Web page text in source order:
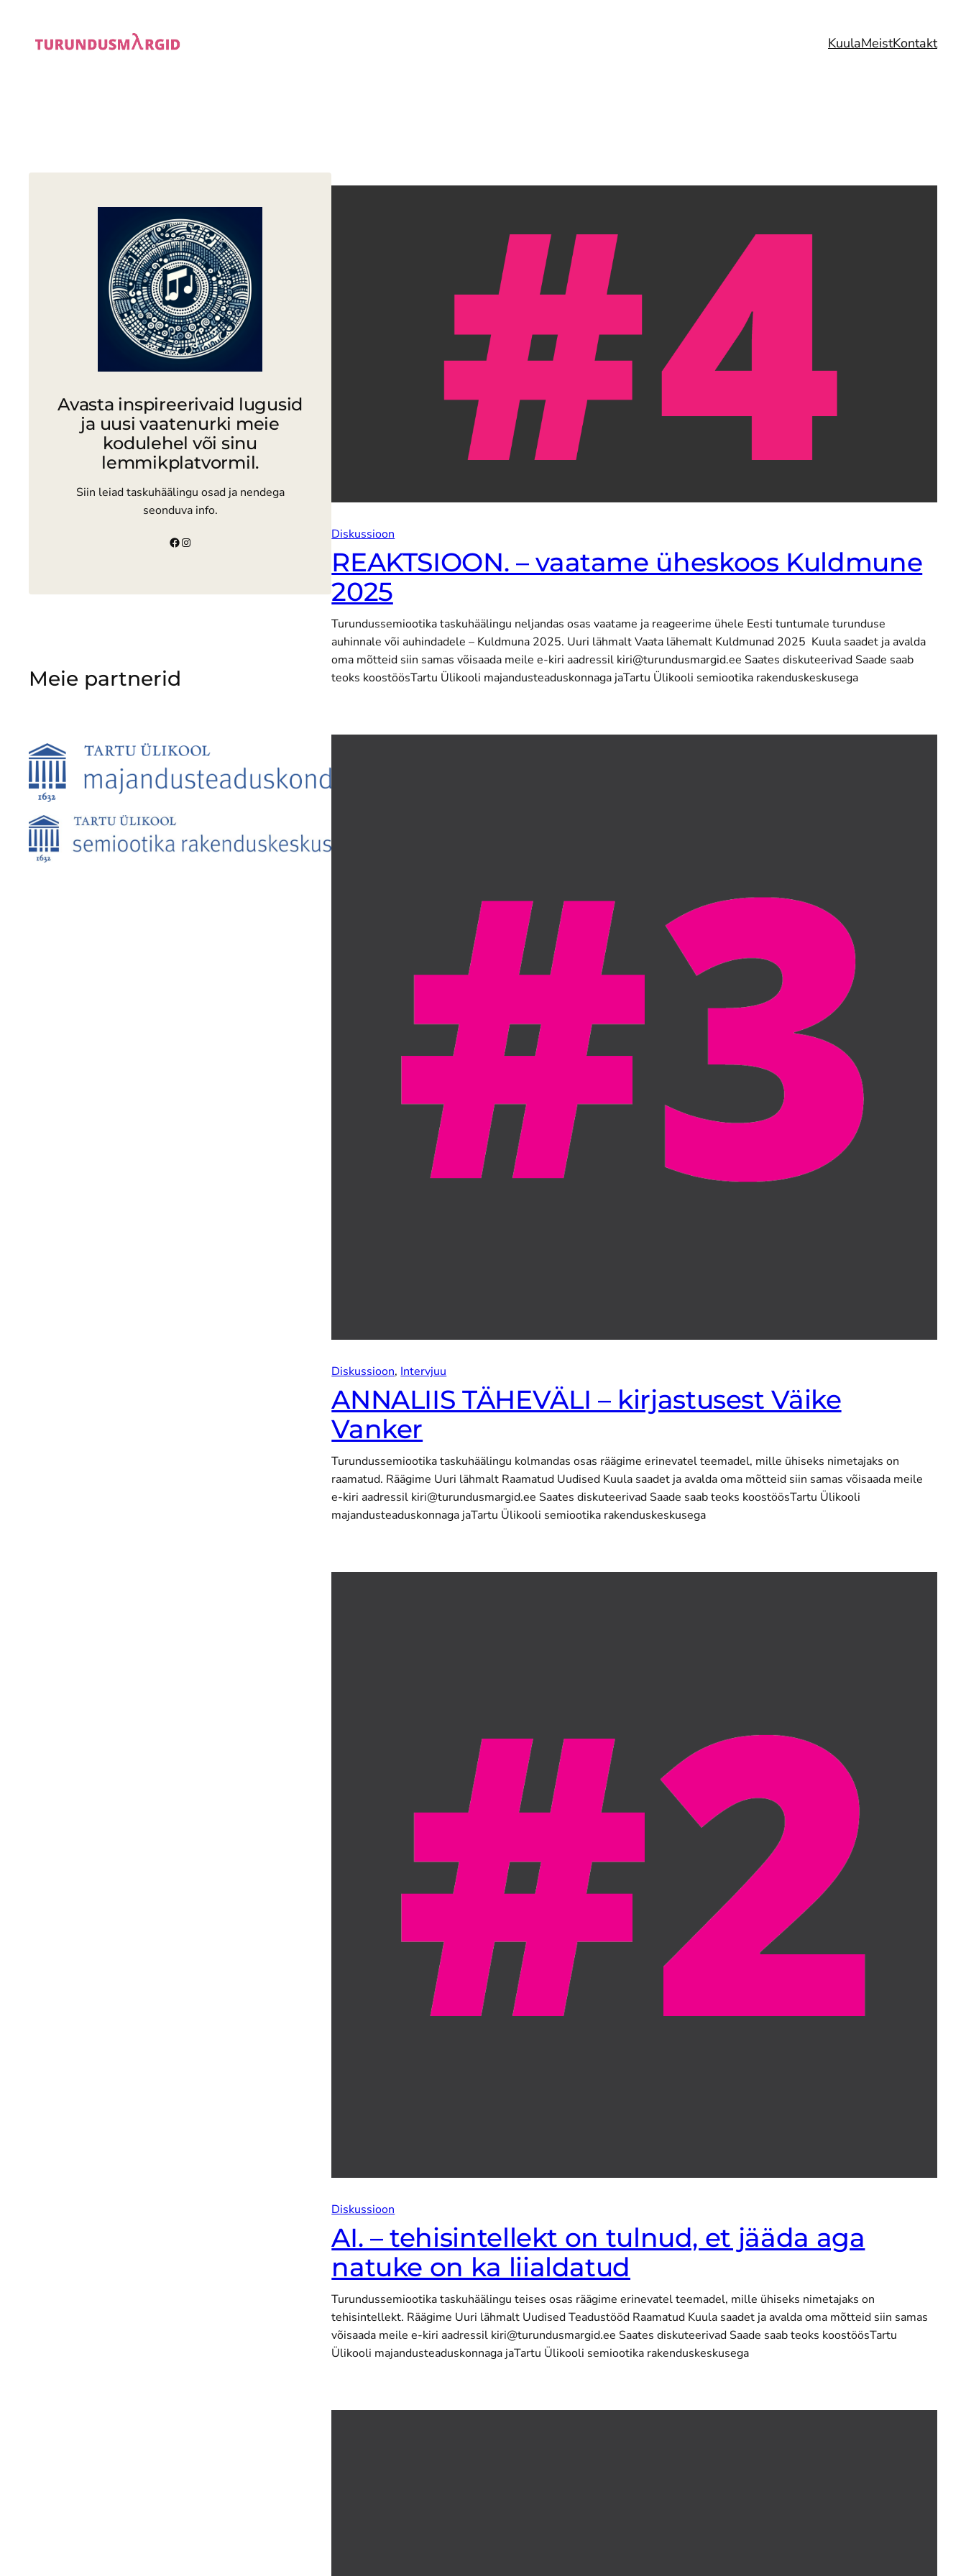
juurde
KuulaMeistKontakt
Avasta inspireerivaid lugusid
ja uusi vaatenurki meie
kodulehel või sinu
lemmikplatvormil.
Siin leiad taskuhäälingu osad ja nendega
seonduva info.
Facebook Instagram
Meie partnerid
Diskussioon
REAKTSIOON. – vaatame üheskoos Kuldmune
2025
Turundussemiootika taskuhäälingu neljandas osas vaatame ja reageerime ühele Eesti tuntumale turunduse
auhinnale või auhindadele – Kuldmuna 2025. Uuri lähmalt Vaata lähemalt Kuldmunad 2025 Kuula saadet ja avalda
oma mõtteid siin samas võisaada meile e-kiri aadressil kiri@turundusmargid.ee Saates diskuteerivad Saade saab
teoks koostöösTartu Ülikooli majandusteaduskonnaga jaTartu Ülikooli semiootika rakenduskeskusega
Diskussioon, Intervjuu
ANNALIIS TÄHEVÄLI – kirjastusest Väike
Vanker
Turundussemiootika taskuhäälingu kolmandas osas räägime erinevatel teemadel, mille ühiseks nimetajaks on
raamatud. Räägime Uuri lähmalt Raamatud Uudised Kuula saadet ja avalda oma mõtteid siin samas võisaada meile
e-kiri aadressil kiri@turundusmargid.ee Saates diskuteerivad Saade saab teoks koostöösTartu Ülikooli
majandusteaduskonnaga jaTartu Ülikooli semiootika rakenduskeskusega
Diskussioon
AI. – tehisintellekt on tulnud, et jääda aga
natuke on ka liialdatud
Turundussemiootika taskuhäälingu teises osas räägime erinevatel teemadel, mille ühiseks nimetajaks on
tehisintellekt. Räägime Uuri lähmalt Uudised Teadustööd Raamatud Kuula saadet ja avalda oma mõtteid siin samas
võisaada meile e-kiri aadressil kiri@turundusmargid.ee Saates diskuteerivad Saade saab teoks koostöösTartu
Ülikooli majandusteaduskonnaga jaTartu Ülikooli semiootika rakenduskeskusega